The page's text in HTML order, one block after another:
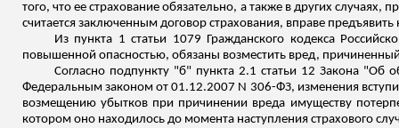
того, что ее страхование обязательно, а также в других
считается заключенным договор страхования, вправе
Из пункта 1 статьи 1079 Гражданского кодекса
повышенной опасностью, обязаны возместить вред,
Согласно подпункту "б" пункта 2.1 статьи 12 Закона "Об
Федеральным законом от 01.12.2007 N 306-ФЗ, изменения
возмещению убытков при причинении вреда имуществу
котором оно находилось до момента наступления страхового